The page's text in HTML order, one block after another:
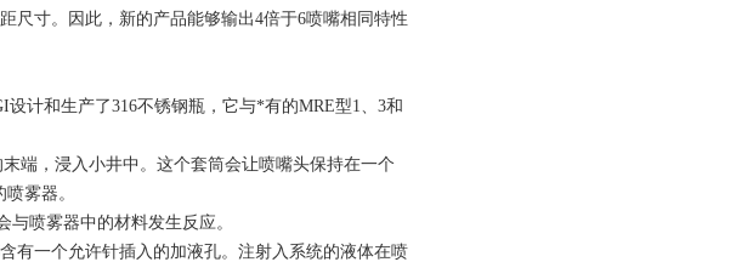
尺寸。因此，新的产品能够输出4倍于6喷嘴相同特性
计和生产了316不锈钢瓶，它与*有的MRE型1、3和
端，浸入小井中。这个套筒会让喷嘴头保持在一个
雾器。
喷雾器中的材料发生反应。
有一个允许针插入的加液孔。注射入系统的液体在喷